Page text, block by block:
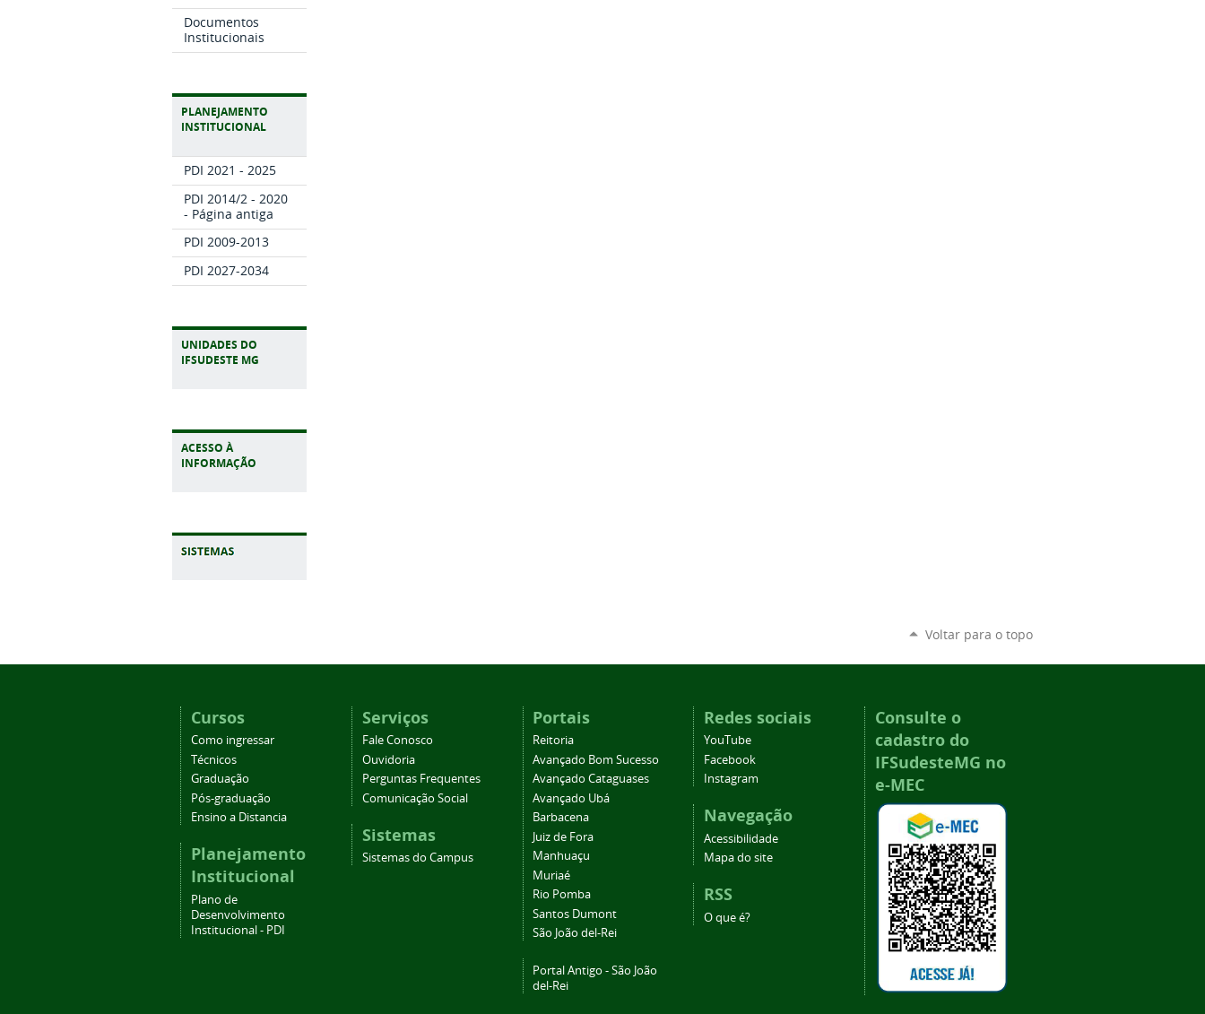
Documentos
Institucionais
PLANEJAMENTO
INSTITUCIONAL
PDI 2021 - 2025
PDI 2014/2 - 2020
- Página antiga
PDI 2009-2013
PDI 2027-2034
UNIDADES DO
IFSUDESTE MG
ACESSO À
INFORMAÇÃO
Voltar para o topo
Cursos
Como ingressar
Técnicos
Graduação
Pós-graduação
Ensino a Distancia
Planejamento
Institucional
Plano de
Desenvolvimento
Institucional - PDI
Serviços
Fale Conosco
Ouvidoria
Perguntas Frequentes
Comunicação Social
Sistemas
Sistemas do Campus
Portais
Reitoria
Avançado Bom Sucesso
Avançado Cataguases
Avançado Ubá
Barbacena
Juiz de Fora
Manhuaçu
Muriaé
Rio Pomba
Santos Dumont
São João del-Rei
Portal Antigo - São João
del-Rei
Redes sociais
YouTube
Facebook
Instagram
Navegação
Acessibilidade
Mapa do site
RSS
O que é?
Consulte o
cadastro do
IFSudesteMG no
e-MEC